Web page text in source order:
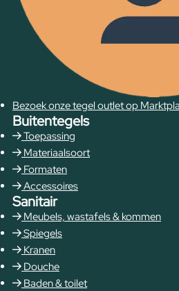
Bezoek onze tegel outlet op
Buitentegels
Toepassing
Materiaalsoort
Formaten
Accessoires
Sanitair
Meubels, wastafels & kommen
Spiegels
Kranen
Douche
Baden & toilet